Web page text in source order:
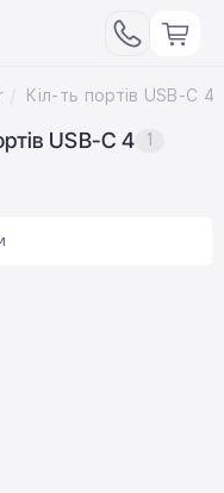
Кіл-ть портів USB-C 4
USB-C 4 1